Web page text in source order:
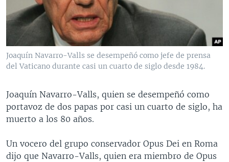
VENEZUELA
BRASIL
NICARAGUA
ECONOMÍA
ENTRETENIMIENTO Y CULTURA
TECNOLOGÍA
DEPORTES
MULTIMEDIA
VIDEOS
FOTOGRAFÍA
AUDIOS
PROGRAMAS TV
EL MUNDO AL DÍA
FORO INTERAMERICANO
LAS CLAVES
PANORAMA
RADIO
AVANCE INFORMATIVO
BUENOS DÍAS AMÉRICA
ESTADOS UNIDOS AL DÍA
FORO [RADIO]
DIRECT
Learning English
Joaquín Navarro-Valls se desempeñó como jefe de prensa
del Vaticano durante casi un cuarto de siglo desde 1984.
Joaquín Navarro-Valls, quien se desempeñó como
portavoz de dos papas por casi un cuarto de siglo, ha
muerto a los 80 años.
Un vocero del grupo conservador Opus Dei en Roma
dijo que Navarro-Valls, quien era miembro de Opus